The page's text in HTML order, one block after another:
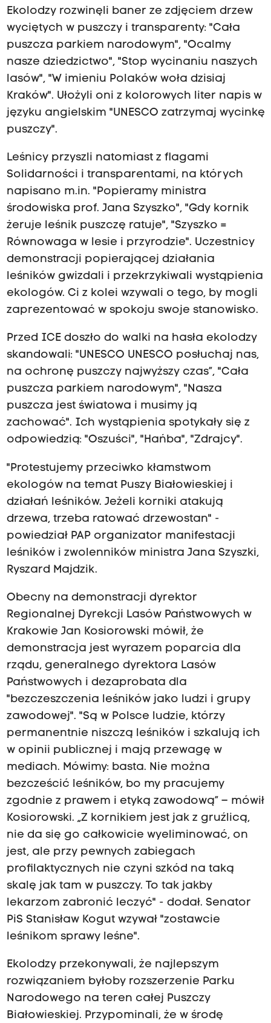
Ekolodzy rozwinęli baner ze zdjęciem drzew
wyciętych w puszczy i transparenty: "Cała
puszcza parkiem narodowym", "Ocalmy
nasze dziedzictwo", "Stop wycinaniu naszych
lasów", "W imieniu Polaków woła dzisiaj
Kraków". Ułożyli oni z kolorowych liter napis w
języku angielskim "UNESCO zatrzymaj wycinkę
puszczy".
Leśnicy przyszli natomiast z flagami
Solidarności i transparentami, na których
napisano m.in. "Popieramy ministra
środowiska prof. Jana Szyszko", "Gdy kornik
żeruje leśnik puszczę ratuje", "Szyszko =
Równowaga w lesie i przyrodzie". Uczestnicy
demonstracji popierającej działania
leśników gwizdali i przekrzykiwali wystąpienia
ekologów. Ci z kolei wzywali o tego, by mogli
zaprezentować w spokoju swoje stanowisko.
Przed ICE doszło do walki na hasła ekolodzy
skandowali: "UNESCO UNESCO posłuchaj nas,
na ochronę puszczy najwyższy czas”, "Cała
puszcza parkiem narodowym", "Nasza
puszcza jest światowa i musimy ją
zachować". Ich wystąpienia spotykały się z
odpowiedzią: "Oszuści", "Hańba", "Zdrajcy".
"Protestujemy przeciwko kłamstwom
ekologów na temat Puszy Białowieskiej i
działań leśników. Jeżeli korniki atakują
drzewa, trzeba ratować drzewostan" -
powiedział PAP organizator manifestacji
leśników i zwolenników ministra Jana Szyszki,
Ryszard Majdzik.
Obecny na demonstracji dyrektor
Regionalnej Dyrekcji Lasów Państwowych w
Krakowie Jan Kosiorowski mówił, że
demonstracja jest wyrazem poparcia dla
rządu, generalnego dyrektora Lasów
Państwowych i dezaprobata dla
"bezczeszczenia leśników jako ludzi i grupy
zawodowej". "Są w Polsce ludzie, którzy
permanentnie niszczą leśników i szkalują ich
w opinii publicznej i mają przewagę w
mediach. Mówimy: basta. Nie można
bezcześcić leśników, bo my pracujemy
zgodnie z prawem i etyką zawodową” – mówił
Kosiorowski. „Z kornikiem jest jak z gruźlicą,
nie da się go całkowicie wyeliminować, on
jest, ale przy pewnych zabiegach
profilaktycznych nie czyni szkód na taką
skalę jak tam w puszczy. To tak jakby
lekarzom zabronić leczyć" - dodał. Senator
PiS Stanisław Kogut wzywał "zostawcie
leśnikom sprawy leśne".
Ekolodzy przekonywali, że najlepszym
rozwiązaniem byłoby rozszerzenie Parku
Narodowego na teren całej Puszczy
Białowieskiej. Przypominali, że w środę